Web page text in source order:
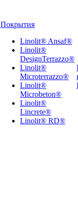
Покрытия
Linolit® Ansaf®
Linolit®
DesignTerrazzo®
Linolit®
Microterrazzo®
Linolit®
Microbeton®
Linolit®
Lincrete®
Linolit® RD®